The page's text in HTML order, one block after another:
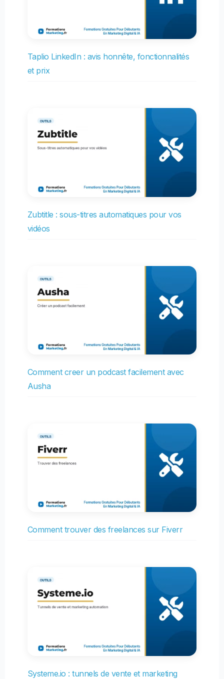
Taplio LinkedIn : avis honnête, fonctionnalités
et prix
Zubtitle : sous-titres automatiques pour vos
vidéos
Comment creer un podcast facilement avec
Ausha
Comment trouver des freelances sur Fiverr
Systeme.io : tunnels de vente et marketing